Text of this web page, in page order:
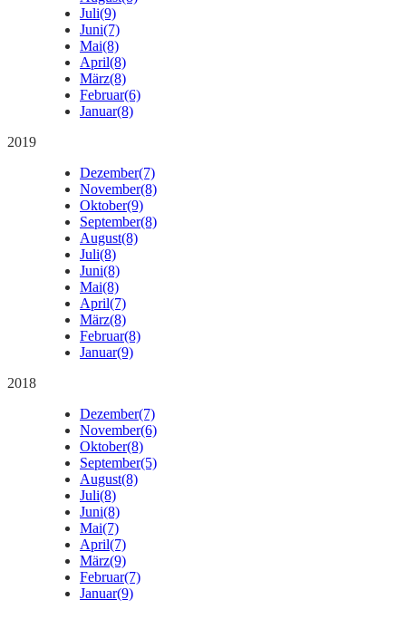
Juli(9)
Juni(7)
Mai(8)
April(8)
März(8)
Februar(6)
Januar(8)
2019
Dezember(7)
November(8)
Oktober(9)
September(8)
August(8)
Juli(8)
Juni(8)
Mai(8)
April(7)
März(8)
Februar(8)
Januar(9)
2018
Dezember(7)
November(6)
Oktober(8)
September(5)
August(8)
Juli(8)
Juni(8)
Mai(7)
April(7)
März(9)
Februar(7)
Januar(9)